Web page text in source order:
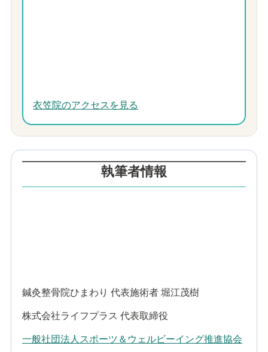
衣笠院のアクセスを見る
執筆者情報
鍼灸整骨院ひまわり 代表施術者 堀江茂樹
株式会社ライフプラス 代表取締役
一般社団法人スポーツ＆ウェルビーイング推進協会